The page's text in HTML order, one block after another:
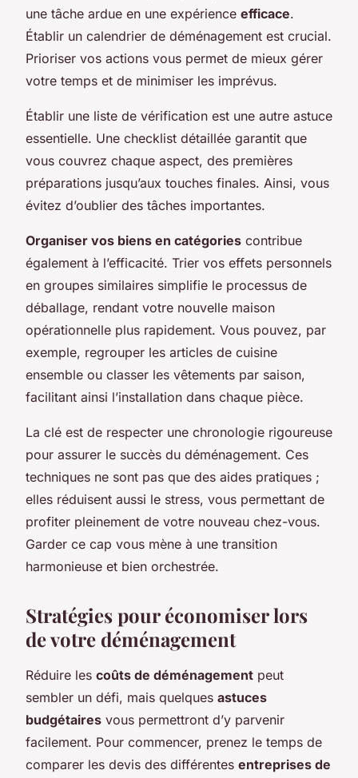
une tâche ardue en une expérience efficace.
Établir un calendrier de déménagement est crucial.
Prioriser vos actions vous permet de mieux gérer
votre temps et de minimiser les imprévus.
Établir une liste de vérification est une autre astuce
essentielle. Une checklist détaillée garantit que
vous couvrez chaque aspect, des premières
préparations jusqu’aux touches finales. Ainsi, vous
évitez d’oublier des tâches importantes.
Organiser vos biens en catégories contribue
également à l’efficacité. Trier vos effets personnels
en groupes similaires simplifie le processus de
déballage, rendant votre nouvelle maison
opérationnelle plus rapidement. Vous pouvez, par
exemple, regrouper les articles de cuisine
ensemble ou classer les vêtements par saison,
facilitant ainsi l’installation dans chaque pièce.
La clé est de respecter une chronologie rigoureuse
pour assurer le succès du déménagement. Ces
techniques ne sont pas que des aides pratiques ;
elles réduisent aussi le stress, vous permettant de
profiter pleinement de votre nouveau chez-vous.
Garder ce cap vous mène à une transition
harmonieuse et bien orchestrée.
Stratégies pour économiser lors
de votre déménagement
Réduire les coûts de déménagement peut
sembler un défi, mais quelques astuces
budgétaires vous permettront d’y parvenir
facilement. Pour commencer, prenez le temps de
comparer les devis des différentes entreprises de